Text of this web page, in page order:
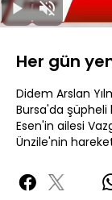
DuraklatSesi
Aç
Her gün
Didem Arslan
Bursa'da şüpheli
Esen'in ailesi
Ünzile'nin